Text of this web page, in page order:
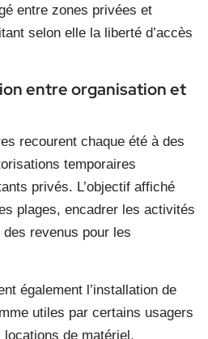
entre zones privées et
selon elle la liberté d’accès
entre organisation et
recourent chaque été à des
temporaires
privés. L’objectif affiché
plages, encadrer les activités
revenus pour les
également l’installation de
utiles par certains usagers
de matériel,